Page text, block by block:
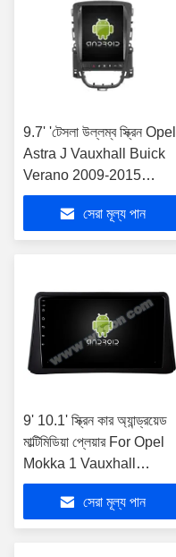
9.7' 'টেসলা উল্লম্ব স্ক্রিন Opel
Astra J Vauxhall Buick
Verano 2009-2015
অ্যান্ড্রয়েড কার মাল্টিমিডিয়া
প্লেয়ারের জন্যসেরা মূল্য পান
9' 10.1' স্ক্রিন কার অ্যান্ড্রয়েড
মাল্টিমিডিয়া প্লেয়ার For Opel
Mokka 1 Vauxhall
Mokka 2012-2016
সেরা মূল্য পান